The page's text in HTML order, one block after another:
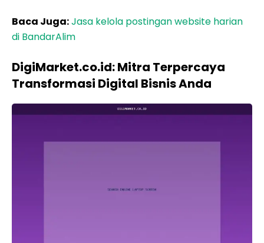
Baca Juga:Jasa kelola postingan website harian
di BandarAlim
DigiMarket.co.id: Mitra Terpercaya
Transformasi Digital Bisnis Anda